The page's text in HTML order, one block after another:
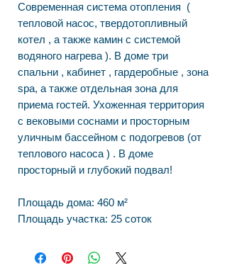
Современная система отопления (
тепловой насос, твердотопливный
котел , а также камин с системой
водяного нагрева ). В доме три
спальни , кабинет , гардеробные , зона
spa, а также отдельная зона для
приема гостей. Ухоженная территория
с вековыми соснами и просторным
уличным бассейном с подогревов (от
теплового насоса ) . В доме
просторный и глубокий подвал!
Площадь дома: 460 м²
Площадь участка: 25 соток